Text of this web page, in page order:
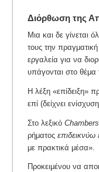
Διόρθωση της
Μια και δε γίνεται
τους την
εργαλεία για να
υπάγονται στο θέμα
Η λέξη «επίδειξη»
επί (δείχνει
Στο λεξικό
ρήματος επιδεικνύω
με πρακτικά μέσα».
Προκειμένου να